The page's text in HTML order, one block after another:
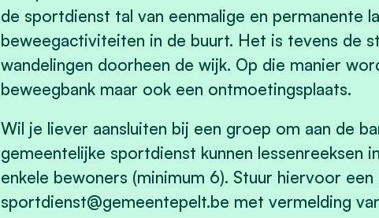
de sportdienst tal van eenmalige en permanente
beweegactiviteiten in de buurt. Het is tevens de
wandelingen doorheen de wijk. Op die manier
beweegbank maar ook een ontmoetingsplaats.
Wil je liever aansluiten bij een groep om aan de
gemeentelijke sport­dienst kunnen lessenreeksen
enkele bewoners (minimum 6). Stuur hiervoor een
sportdienst@gemeentepelt.be met vermelding